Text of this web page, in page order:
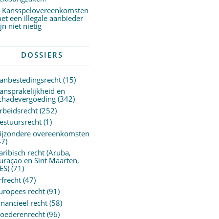
Kansspelovereenkomsten
een illegale aanbieder
niet nietig
DOSSIERS
(15)
en
(342)
(252)
(1)
overeenkomsten
recht (Aruba,
en Sint Maarten,
(71)
(47)
recht(91)
recht(58)
(96)